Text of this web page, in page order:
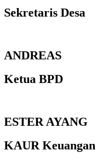
Sekretaris Desa
ANDREAS
Ketua BPD
ESTER AYANG
KAUR Keuangan